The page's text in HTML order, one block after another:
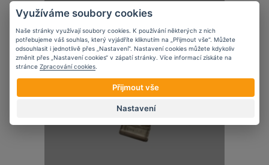
07 11 2023
Využíváme soubory cookies
Naše stránky využívají soubory cookies. K používání některých z nich
potřebujeme váš souhlas, který vyjádříte kliknutím na „Přijmout vše“. Můžete
odsouhlasit i jednotlivě přes „Nastavení“. Nastavení cookies můžete kdykoliv
změnit přes „Nastavení cookies“ v zápatí stránky. Více informací získáte na
stránce Zpracování cookies
Přijmout vše
Nastavení